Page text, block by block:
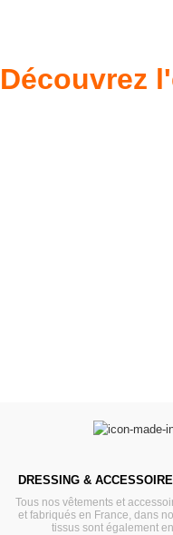
Découvrez
DRESSING &
Tous nos vêtements et
et fabriqués en France, dans
tissus sont également